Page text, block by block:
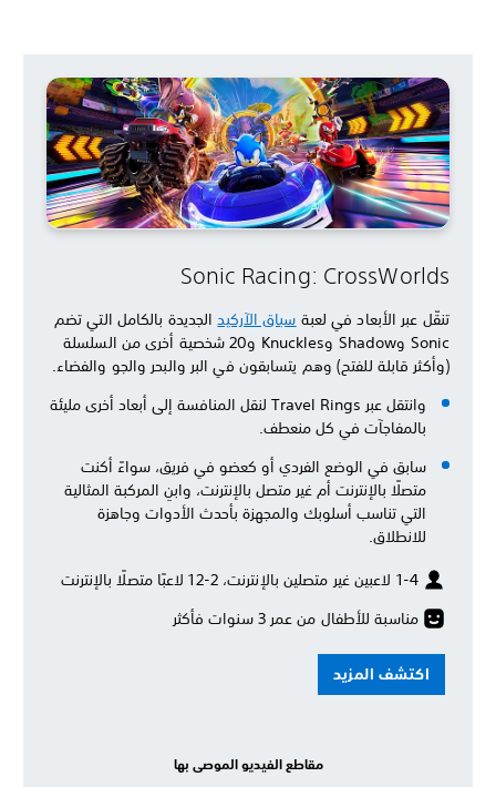
Sonic Racing: CrossWorlds
تنقّل عبر الأبعاد في لعبةسباق الآركيدالجديدة بالكامل التي تضم
Sonic وShadow وKnuckles و20 شخصية أخرى من السلسلة
(وأكثر قابلة للفتح) وهم يتسابقون في البر والبحر والجو والفضاء.
وانتقل عبر Travel Rings لنقل المنافسة إلى أبعاد أخرى مليئة
بالمفاجآت في كل منعطف.
سابق في الوضع الفردي أو كعضو في فريق، سواءً أكنت
متصلًا بالإنترنت أم غير متصل بالإنترنت، وابنِ المركبة المثالية
التي تناسب أسلوبك والمجهزة بأحدث الأدوات وجاهزة
للانطلاق.
1-4 لاعبين غير متصلين بالإنترنت، 2-12 لاعبًا متصلًا بالإنترنت
مناسبة للأطفال من عمر 3 سنوات فأكثر
اكتشف المزيد
مقاطع الفيديو الموصى بها